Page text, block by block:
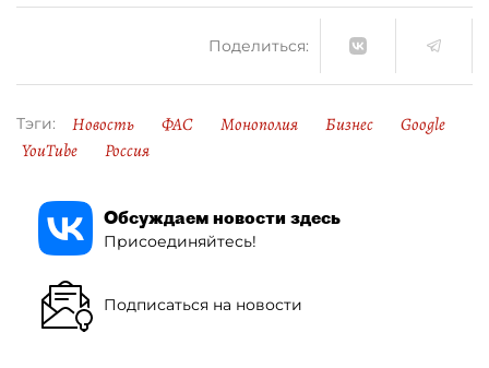
Поделиться:
Тэги: Новость ФАС Монополия Бизнес
Google
YouTube
Россия
Обсуждаем новости здесь
Присоединяйтесь!
Подписаться на новости